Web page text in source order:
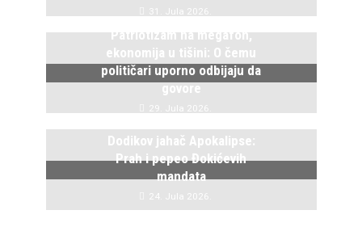
31. Jula 2026.
Patriotizam na megafon,
ekonomija u tišini: O čemu
političari uporno odbijaju da
govore
29. Jula 2026.
Dodikov jahač Apokalipse:
Prah i pepeo Đokićevih
mandata
24. Jula 2026.